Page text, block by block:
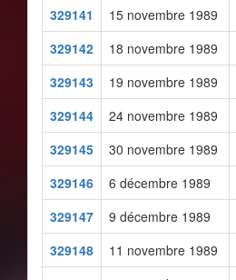
329141
15 novembre 1989
329142
18 novembre 1989
329143
19 novembre 1989
329144
24 novembre 1989
329145
30 novembre 1989
329146
6 décembre 1989
329147
9 décembre 1989
329148
11 novembre 1989